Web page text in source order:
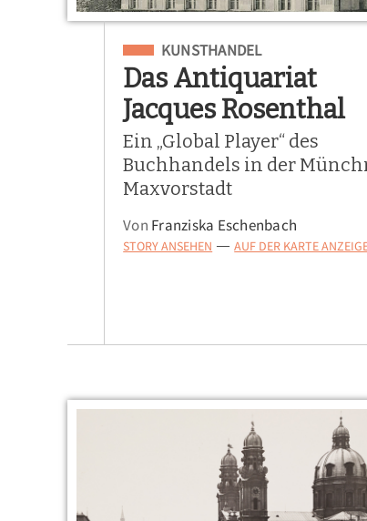
Eingeordnet unter
KUNSTHANDEL
Das Antiquariat
Jacques Rosenthal
Ein „Global Player“ des
Buchhandels in der
Maxvorstadt
Von Franziska Eschenbach
STORY ANSEHEN — AUF DER KARTE